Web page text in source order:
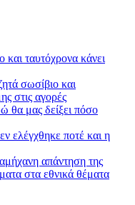
ταυτόχρονα κάνει
σωσίβιο και
στις αγορές
θα μας δείξει πόσο
ελέγχθηκε ποτέ και η
απάντηση της
στα εθνικά θέματα